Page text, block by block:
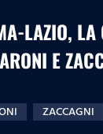
LAZIO, LA
E
ZACCAGNI